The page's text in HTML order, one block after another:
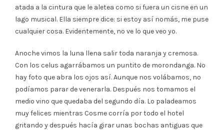
atada a la cintura que le aletea como si fuera un cisne en un
lago musical. Ella siempre dice: si estoy así nomás, me puse
cualquier cosa. Evidentemente, no ve lo que veo yo.
Anoche vimos la luna llena salir toda naranja y cremosa.
Con los celus agarrábamos un puntito de morondanga. No
hay foto que abra los ojos así. Aunque nos volábamos, no
podíamos parar de venerarla. Después nos tomamos el
medio vino que quedaba del segundo día. Lo paladeamos
muy felices mientras Cosme corría por todo el hotel
gritando y después hacía girar unas bochas antiguas que